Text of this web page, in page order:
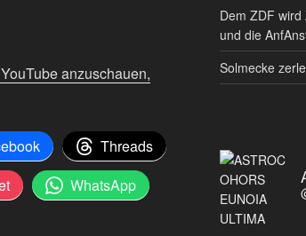
anzuschauen,
Threads
WhatsApp
Dem ZDF
und die
Solmecke